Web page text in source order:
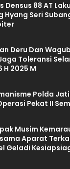
Densus 88 AT
Hyang Seri
Deru Dan
Toleransi
H 2025 M
Polda
Pekat II
Musim
Aparat
Geladi